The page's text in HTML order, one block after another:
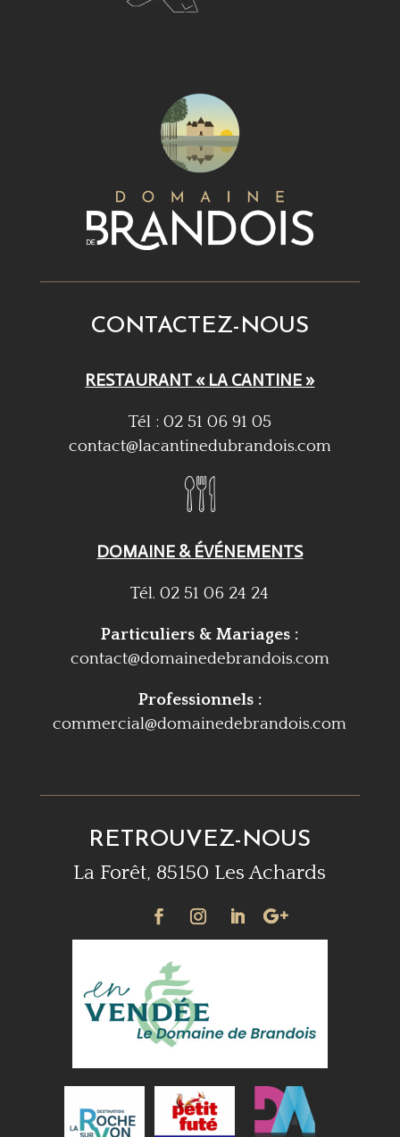
CONTACTEZ-NOUS
RESTAURANT « LA CANTINE »
Tél : 02 51 06 91 05
contact@lacantinedubrandois.com
DOMAINE & ÉVÉNEMENTS
Tél. 02 51 06 24 24
Particuliers & Mariages :
contact@domainedebrandois.com
Professionnels :
commercial@domainedebrandois.com
RETROUVEZ-NOUS
La Forêt, 85150 Les Achards